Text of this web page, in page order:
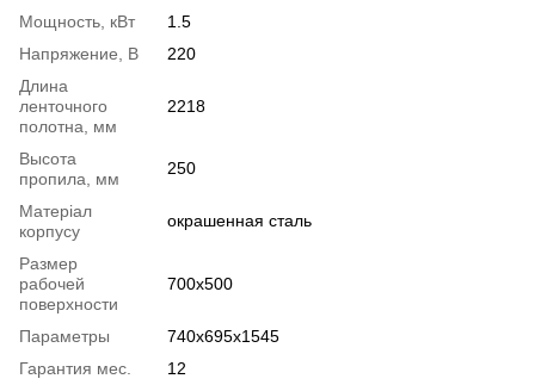
Мощность, кВт
1.5
Напряжение, В
220
Длина
ленточного
полотна, мм
2218
Высота
пропила, мм
250
Матеріал
корпусу
окрашенная сталь
Размер
рабочей
поверхности
700х500
Параметры
740x695x1545
Гарантия мес.
12